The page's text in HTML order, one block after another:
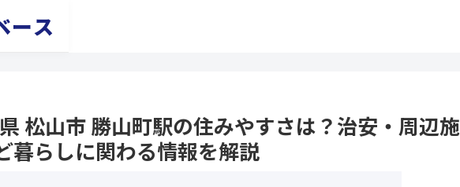
ース
松山市 勝山町駅の住みやすさは？治安・周辺施
暮らしに関わる情報を解説